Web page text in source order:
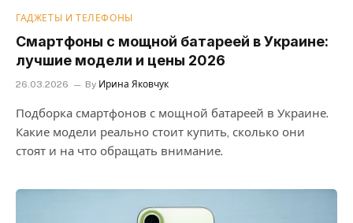
ГАДЖЕТЫ И ТЕЛЕФОНЫ
Смартфоны с мощной батареей в Украине:
лучшие модели и цены 2026
26.03.2026 By Ирина Яковчук
Подборка смартфонов с мощной батареей в Украине.
Какие модели реально стоит купить, сколько они
стоят и на что обращать внимание.